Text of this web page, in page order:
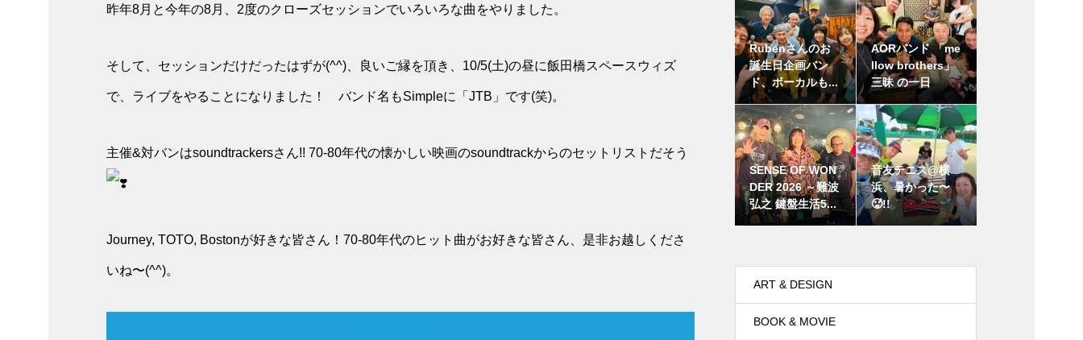
昨年8月と今年の8月、2度のクローズセッションでいろいろな曲をやりました。
そして、セッションだけだったはずが(^^)、良いご縁を頂き、10/5(土)の昼に飯田橋スペースウィズ
で、ライブをやることになりました！ バンド名もSimpleに「JTB」です(笑)。
主催&対バンはsoundtrackersさん!! 70-80年代の懐かしい映画のsoundtrackからのセットリストだそう
Journey, TOTO, Bostonが好きな皆さん！70-80年代のヒット曲がお好きな皆さん、是非お越しくださ
いね〜(^^)。
Rubenさんのお
誕生日企画バン
ド、ボーカルも...
AORバンド 「me
llow brothers」
三昧 の一日
SENSE OF WON
DER 2026 ～難波
弘之 鍵盤生活5...
音友テニス@横
浜、暑かった〜
🥵!!
ART & DESIGN
BOOK & MOVIE